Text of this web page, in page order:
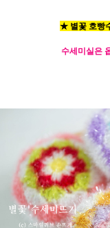
★ 별꽃 호빵
수세미실은